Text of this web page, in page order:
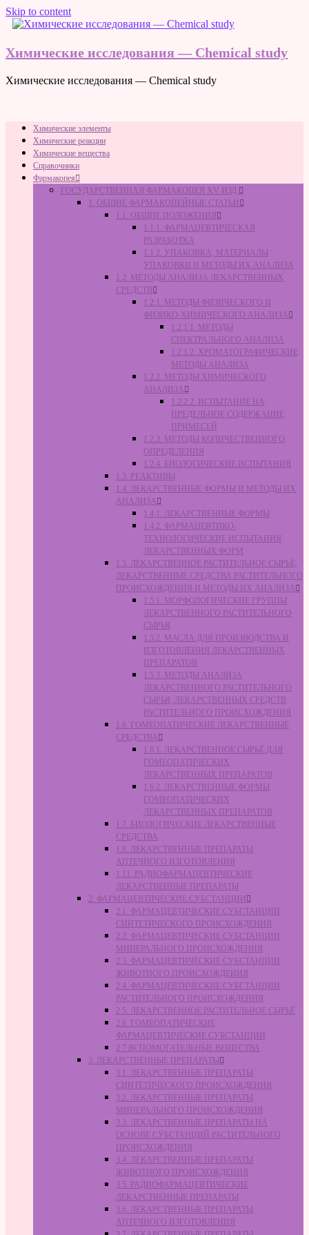
Skip to content
Химические исследования — Chemical study
Химические исследования — Chemical study
Химические элементы
Химические реакции
Химические вещества
Справочники
Фармакопея
ГОСУДАРСТВЕННАЯ ФАРМАКОПЕЯ XV ИЗД.
1. ОБЩИЕ ФАРМАКОПЕЙНЫЕ СТАТЬИ
1.1. ОБЩИЕ ПОЛОЖЕНИЯ
1.1.1. ФАРМАЦЕВТИЧЕСКАЯ
РАЗРАБОТКА
1.1.2. УПАКОВКА, МАТЕРИАЛЫ
УПАКОВКИ И МЕТОДЫ ИХ АНАЛИЗА
1.2. МЕТОДЫ АНАЛИЗА ЛЕКАРСТВЕННЫХ
СРЕДСТВ
1.2.1. МЕТОДЫ ФИЗИЧЕСКОГО И
ФИЗИКО-ХИМИЧЕСКОГО АНАЛИЗА
1.2.1.1. МЕТОДЫ
СПЕКТРАЛЬНОГО АНАЛИЗА
1.2.1.2. ХРОМАТОГРАФИЧЕСКИЕ
МЕТОДЫ АНАЛИЗА
1.2.2. МЕТОДЫ ХИМИЧЕСКОГО
АНАЛИЗА
1.2.2.2. ИСПЫТАНИЕ НА
ПРЕДЕЛЬНОЕ СОДЕРЖАНИЕ
ПРИМЕСЕЙ
1.2.3. МЕТОДЫ КОЛИЧЕСТВЕННОГО
ОПРЕДЕЛЕНИЯ
1.2.4. БИОЛОГИЧЕСКИЕ ИСПЫТАНИЯ
1.3. РЕАКТИВЫ
1.4. ЛЕКАРСТВЕННЫЕ ФОРМЫ И МЕТОДЫ ИХ
АНАЛИЗА
1.4.1. ЛЕКАРСТВЕННЫЕ ФОРМЫ
1.4.2. ФАРМАЦЕВТИКО-
ТЕХНОЛОГИЧЕСКИЕ ИСПЫТАНИЯ
ЛЕКАРСТВЕННЫХ ФОРМ
1.5. ЛЕКАРСТВЕННОЕ РАСТИТЕЛЬНОЕ СЫРЬЁ,
ЛЕКАРСТВЕННЫЕ СРЕДСТВА РАСТИТЕЛЬНОГО
ПРОИСХОЖДЕНИЯ И МЕТОДЫ ИХ АНАЛИЗА
1.5.1. МОРФОЛОГИЧЕСКИЕ ГРУППЫ
ЛЕКАРСТВЕННОГО РАСТИТЕЛЬНОГО
СЫРЬЯ
1.5.2. МАСЛА ДЛЯ ПРОИЗВОДСТВА И
ИЗГОТОВЛЕНИЯ ЛЕКАРСТВЕННЫХ
ПРЕПАРАТОВ
1.5.3. МЕТОДЫ АНАЛИЗА
ЛЕКАРСТВЕННОГО РАСТИТЕЛЬНОГО
СЫРЬЯ, ЛЕКАРСТВЕННЫХ СРЕДСТВ
РАСТИТЕЛЬНОГО ПРОИСХОЖДЕНИЯ
1.6. ГОМЕОПАТИЧЕСКИЕ ЛЕКАРСТВЕННЫЕ
СРЕДСТВА
1.6.1. ЛЕКАРСТВЕННОЕ СЫРЬЁ ДЛЯ
ГОМЕОПАТИЧЕСКИХ
ЛЕКАРСТВЕННЫХ ПРЕПАРАТОВ
1.6.2. ЛЕКАРСТВЕННЫЕ ФОРМЫ
ГОМЕОПАТИЧЕСКИХ
ЛЕКАРСТВЕННЫХ ПРЕПАРАТОВ
1.7. БИОЛОГИЧЕСКИЕ ЛЕКАРСТВЕННЫЕ
СРЕДСТВА
1.8. ЛЕКАРСТВЕННЫЕ ПРЕПАРАТЫ
АПТЕЧНОГО ИЗГОТОВЛЕНИЯ
1.11. РАДИОФАРМАЦЕВТИЧЕСКИЕ
ЛЕКАРСТВЕННЫЕ ПРЕПАРАТЫ
2. ФАРМАЦЕВТИЧЕСКИЕ СУБСТАНЦИИ
2.1. ФАРМАЦЕВТИЧЕСКИЕ СУБСТАНЦИИ
СИНТЕТИЧЕСКОГО ПРОИСХОЖДЕНИЯ
2.2. ФАРМАЦЕВТИЧЕСКИЕ СУБСТАНЦИИ
МИНЕРАЛЬНОГО ПРОИСХОЖДЕНИЯ
2.3. ФАРМАЦЕВТИЧЕСКИЕ СУБСТАНЦИИ
ЖИВОТНОГО ПРОИСХОЖДЕНИЯ
2.4. ФАРМАЦЕВТИЧЕСКИЕ СУБСТАНЦИИ
РАСТИТЕЛЬНОГО ПРОИСХОЖДЕНИЯ
2.5. ЛЕКАРСТВЕННОЕ РАСТИТЕЛЬНОЕ СЫРЬЁ
2.6. ГОМЕОПАТИЧЕСКИЕ
ФАРМАЦЕВТИЧЕСКИЕ СУБСТАНЦИИ
2.7 ВСПОМОГАТЕЛЬНЫЕ ВЕЩЕСТВА
3. ЛЕКАРСТВЕННЫЕ ПРЕПАРАТЫ
3.1. ЛЕКАРСТВЕННЫЕ ПРЕПАРАТЫ
СИНТЕТИЧЕСКОГО ПРОИСХОЖДЕНИЯ
3.2. ЛЕКАРСТВЕННЫЕ ПРЕПАРАТЫ
МИНЕРАЛЬНОГО ПРОИСХОЖДЕНИЯ
3.3. ЛЕКАРСТВЕННЫЕ ПРЕПАРАТЫ НА
ОСНОВЕ СУБСТАНЦИЙ РАСТИТЕЛЬНОГО
ПРОИСХОЖДЕНИЯ
3.4. ЛЕКАРСТВЕННЫЕ ПРЕПАРАТЫ
ЖИВОТНОГО ПРОИСХОЖДЕНИЯ
3.5. РАДИОФАРМАЦЕВТИЧЕСКИЕ
ЛЕКАРСТВЕННЫЕ ПРЕПАРАТЫ
3.6. ЛЕКАРСТВЕННЫЕ ПРЕПАРАТЫ
АПТЕЧНОГО ИЗГОТОВЛЕНИЯ